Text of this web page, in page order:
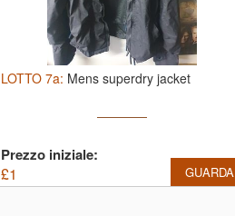
LOTTO 7a: Mens superdry jacket
Prezzo iniziale:
£1 GUARDA